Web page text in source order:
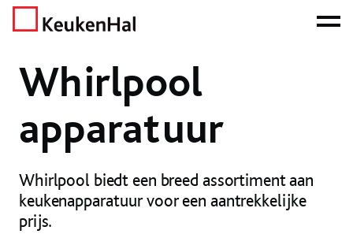
Home Nieuws Nieuws
Whirlpool
apparatuur
Whirlpool biedt een breed assortiment aan
keukenapparatuur voor een aantrekkelijke
prijs.